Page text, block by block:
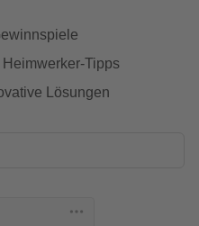
Tipps
Lösungen